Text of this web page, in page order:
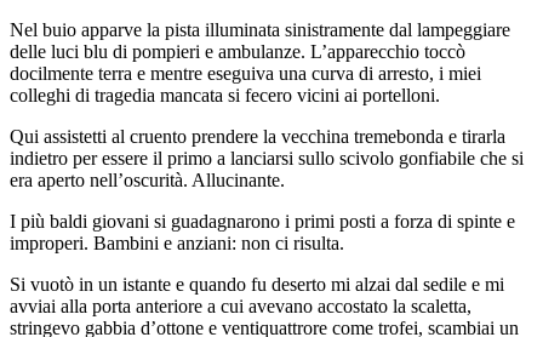
Nel buio apparve la pista illuminata sinistramente dal lampeggiare
delle luci blu di pompieri e ambulanze. L’apparecchio toccò
docilmente terra e mentre eseguiva una curva di arresto, i miei
colleghi di tragedia mancata si fecero vicini ai portelloni.
Qui assistetti al cruento prendere la vecchina tremebonda e tirarla
indietro per essere il primo a lanciarsi sullo scivolo gonfiabile che si
era aperto nell’oscurità. Allucinante.
I più baldi giovani si guadagnarono i primi posti a forza di spinte e
improperi. Bambini e anziani: non ci risulta.
Si vuotò in un istante e quando fu deserto mi alzai dal sedile e mi
avviai alla porta anteriore a cui avevano accostato la scaletta,
stringevo gabbia d’ottone e ventiquattrore come trofei, scambiai un